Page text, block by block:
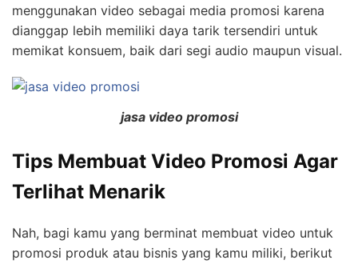
menggunakan video sebagai media promosi karena
dianggap lebih memiliki daya tarik tersendiri untuk
memikat konsuem, baik dari segi audio maupun visual.
jasa video promosi
Tips Membuat Video Promosi Agar
Terlihat Menarik
Nah, bagi kamu yang berminat membuat video untuk
promosi produk atau bisnis yang kamu miliki, berikut